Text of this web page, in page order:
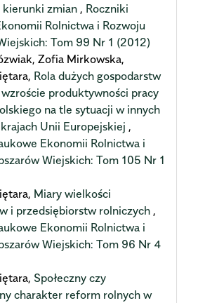
zmian , Roczniki
Rolnictwa i Rozwoju
Tom 99 Nr 1 (2012)
Zofia Mirkowska,
Rola dużych gospodarstw
produktywności pracy
na tle sytuacji w innych
Unii Europejskiej ,
Ekonomii Rolnictwa i
Wiejskich: Tom 105 Nr 1
Miary wielkości
i przedsiębiorstw rolniczych ,
Ekonomii Rolnictwa i
Wiejskich: Tom 96 Nr 4
Społeczny czy
charakter reform rolnych w